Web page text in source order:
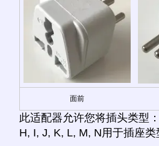
面前
此适配器允许您将插头类型
H, I, J, K, L, M, N用于插座类